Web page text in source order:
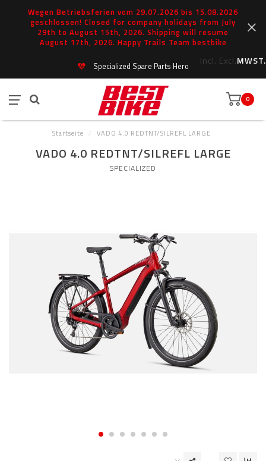
Wegen Betriebsferien vom 29.07.2026 bis 15.08.2026
geschlossen! Closed for company holidays from July
29th to August 15th, 2026. Shipping will resume
August 17th, 2026. Happy Trails Team bestbike
Incl. Excl.MWST.
Specialized Spare Parts Hero
0
Startseite / VADO 4.0 REDTNT/SILREFL LARGE
VADO 4.0 REDTNT/SILREFL LARGE
SPECIALIZED